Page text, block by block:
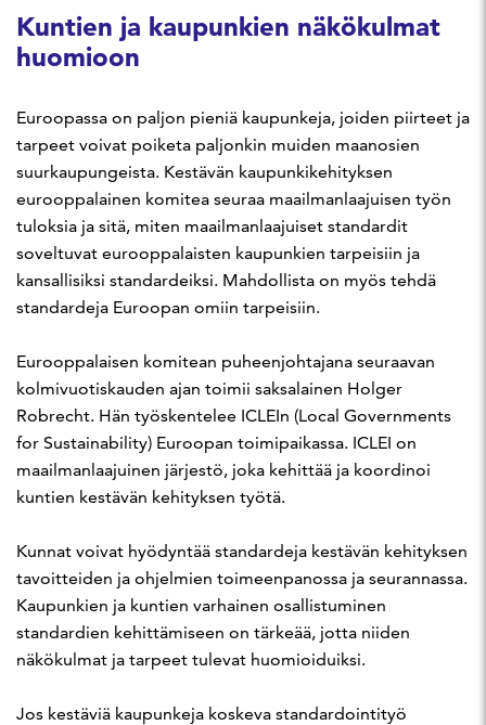
Kuntien ja kaupunkien näkökulmat
huomioon
Euroopassa on paljon pieniä kaupunkeja, joiden piirteet ja
tarpeet voivat poiketa paljonkin muiden maanosien
suurkaupungeista. Kestävän kaupunkikehityksen
eurooppalainen komitea seuraa maailmanlaajuisen työn
tuloksia ja sitä, miten maailmanlaajuiset standardit
soveltuvat eurooppalaisten kaupunkien tarpeisiin ja
kansallisiksi standardeiksi. Mahdollista on myös tehdä
standardeja Euroopan omiin tarpeisiin.
Eurooppalaisen komitean puheenjohtajana seuraavan
kolmivuotiskauden ajan toimii saksalainen Holger
Robrecht. Hän työskentelee ICLEIn (Local Governments
for Sustainability) Euroopan toimipaikassa. ICLEI on
maailmanlaajuinen järjestö, joka kehittää ja koordinoi
kuntien kestävän kehityksen työtä.
Kunnat voivat hyödyntää standardeja kestävän kehityksen
tavoitteiden ja ohjelmien toimeenpanossa ja seurannassa.
Kaupunkien ja kuntien varhainen osallistuminen
standardien kehittämiseen on tärkeää, jotta niiden
näkökulmat ja tarpeet tulevat huomioiduiksi.
Jos kestäviä kaupunkeja koskeva standardointityö